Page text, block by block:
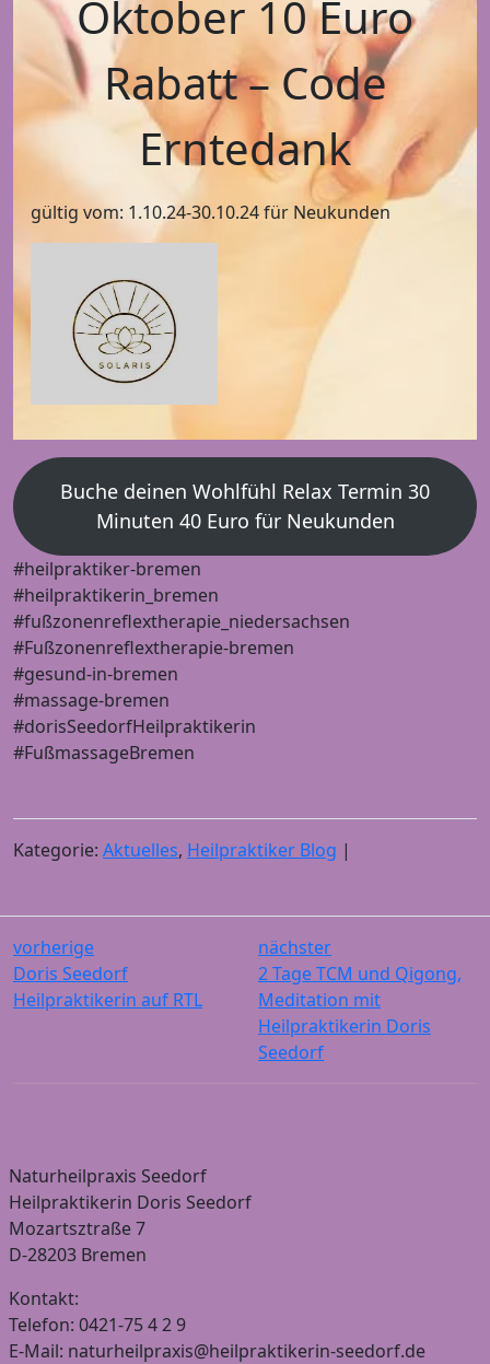
Oktober 10 Euro
Rabatt – Code
Erntedank
gültig vom: 1.10.24-30.10.24 für Neukunden
Buche deinen Wohlfühl Relax Termin 30
Minuten 40 Euro für Neukunden
#heilpraktiker-bremen
#heilpraktikerin_bremen
#fußzonenreflextherapie_niedersachsen
#Fußzonenreflextherapie-bremen
#gesund-in-bremen
#massage-bremen
#dorisSeedorfHeilpraktikerin
#FußmassageBremen
Kategorie: Aktuelles, Heilpraktiker Blog |
vorherige
Doris Seedorf
Heilpraktikerin auf RTL
nächster
2 Tage TCM und Qigong,
Meditation mit
Heilpraktikerin Doris
Seedorf
Naturheilpraxis Seedorf
Heilpraktikerin Doris Seedorf
Mozartsztraße 7
D-28203 Bremen
Kontakt:
Telefon: 0421-75 4 2 9
E-Mail: naturheilpraxis@heilpraktikerin-seedorf.de